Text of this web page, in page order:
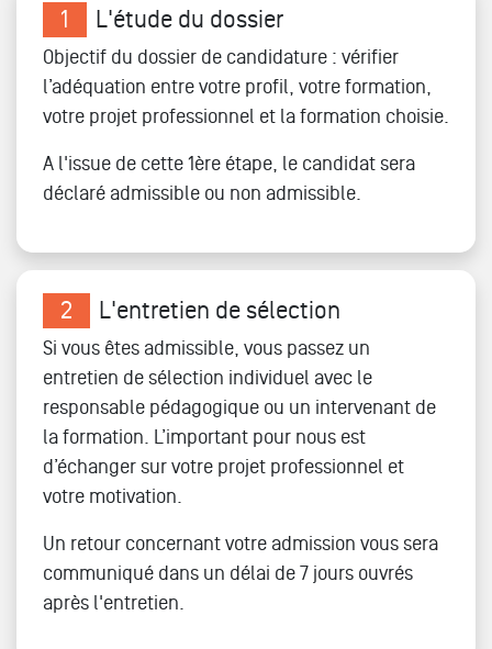
1 L'étude du dossier
Objectif du dossier de candidature : vérifier
l’adéquation entre votre profil, votre formation,
votre projet professionnel et la formation choisie.
A l'issue de cette 1ère étape, le candidat sera
déclaré admissible ou non admissible.
2 L'entretien de sélection
Si vous êtes admissible, vous passez un
entretien de sélection individuel avec le
responsable pédagogique ou un intervenant de
la formation. L’important pour nous est
d’échanger sur votre projet professionnel et
votre motivation.
Un retour concernant votre admission vous sera
communiqué dans un délai de 7 jours ouvrés
après l'entretien.